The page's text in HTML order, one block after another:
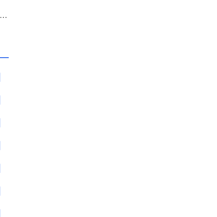
下一篇: Chrome浏览器网页广告屏蔽插件配置及效果评测教程